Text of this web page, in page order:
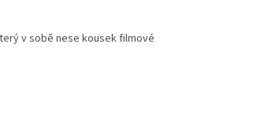
v sobě nese kousek filmové